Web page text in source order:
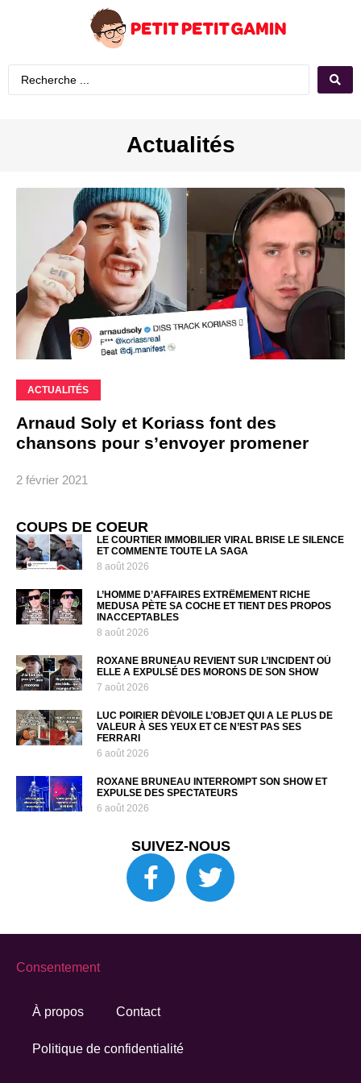
Actualités
ACTUALITÉS
Arnaud Soly et Koriass font des
chansons pour s’envoyer promener
2 février 2021
COUPS DE COEUR
LE COURTIER IMMOBILIER VIRAL BRISE LE SILENCE
ET COMMENTE TOUTE LA SAGA
8 août 2026
L’HOMME D’AFFAIRES EXTRÊMEMENT RICHE
MEDUSA PÈTE SA COCHE ET TIENT DES PROPOS
INACCEPTABLES
8 août 2026
ROXANE BRUNEAU REVIENT SUR L’INCIDENT OÙ
ELLE A EXPULSÉ DES MORONS DE SON SHOW
7 août 2026
LUC POIRIER DÉVOILE L’OBJET QUI A LE PLUS DE
VALEUR À SES YEUX ET CE N’EST PAS SES
FERRARI
6 août 2026
ROXANE BRUNEAU INTERROMPT SON SHOW ET
EXPULSE DES SPECTATEURS
6 août 2026
SUIVEZ-NOUS
À propos Contact
Politique de confidentialité
Consentement